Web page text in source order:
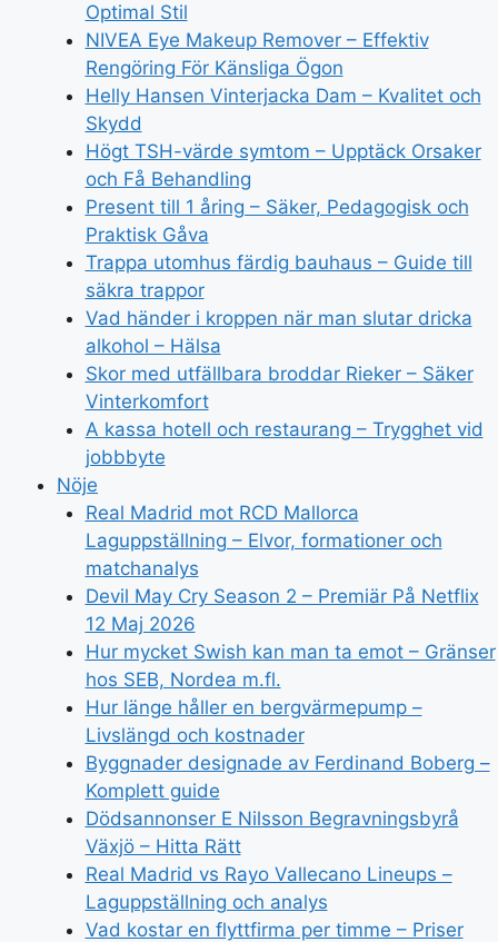
Optimal Stil
NIVEA Eye Makeup Remover – Effektiv
Rengöring För Känsliga Ögon
Helly Hansen Vinterjacka Dam – Kvalitet och
Skydd
Högt TSH-värde symtom – Upptäck Orsaker
och Få Behandling
Present till 1 åring – Säker, Pedagogisk och
Praktisk Gåva
Trappa utomhus färdig bauhaus – Guide till
säkra trappor
Vad händer i kroppen när man slutar dricka
alkohol – Hälsa
Skor med utfällbara broddar Rieker – Säker
Vinterkomfort
A kassa hotell och restaurang – Trygghet vid
jobbbyte
Nöje
Real Madrid mot RCD Mallorca
Laguppställning – Elvor, formationer och
matchanalys
Devil May Cry Season 2 – Premiär På Netflix
12 Maj 2026
Hur mycket Swish kan man ta emot – Gränser
hos SEB, Nordea m.fl.
Hur länge håller en bergvärmepump –
Livslängd och kostnader
Byggnader designade av Ferdinand Boberg –
Komplett guide
Dödsannonser E Nilsson Begravningsbyrå
Växjö – Hitta Rätt
Real Madrid vs Rayo Vallecano Lineups –
Laguppställning och analys
Vad kostar en flyttfirma per timme – Priser